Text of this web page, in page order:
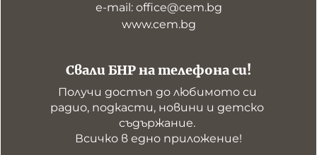
Свали БНР на телефона си!
Получи достъп до любимото си
радио, подкасти, новини и детско
съдържание.
Всичко в едно приложение!
е-mail: office@cem.bg
www.cem.bg